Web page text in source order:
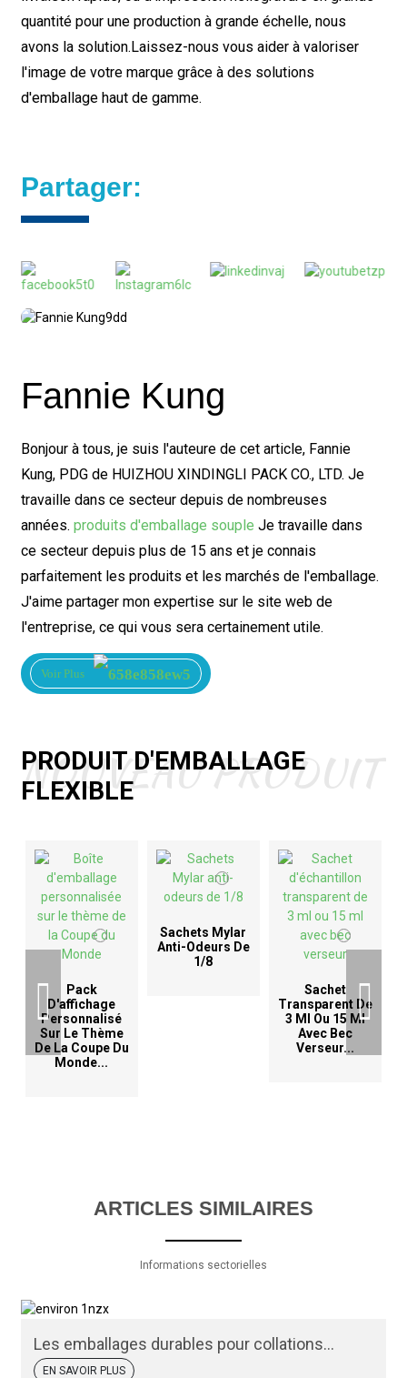
quantité pour une production à grande échelle, nous
avons la solution.Laissez-nous vous aider à valoriser
l'image de votre marque grâce à des solutions
d'emballage haut de gamme.
Partager:
Fannie Kung
Bonjour à tous, je suis l'auteure de cet article, Fannie
Kung, PDG de HUIZHOU XINDINGLI PACK CO., LTD. Je
travaille dans ce secteur depuis de nombreuses
années. produits d'emballage souple Je travaille dans
ce secteur depuis plus de 15 ans et je connais
parfaitement les produits et les marchés de l'emballage.
J'aime partager mon expertise sur le site web de
l'entreprise, ce qui vous sera certainement utile.
Voir Plus
PRODUIT D'EMBALLAGE
FLEXIBLE
NOUVEAU PRODUIT
Pack
D'affichage
Personnalisé
Sur Le Thème
De La Coupe Du
Monde...
Sachets Mylar
Anti-Odeurs De
1/8
Sachet
Transparent De
3 Ml Ou 15 Ml
Avec Bec
Verseur...
ARTICLES SIMILAIRES
Informations sectorielles
Les emballages durables pour collations
peuvent-ils protéger vos produits ?
EN SAVOIR PLUS